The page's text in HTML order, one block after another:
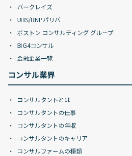
バークレイズ
UBS/BNPパリバ
ボストン コンサルティング グループ
BIG4コンサル
金融企業一覧
コンサル業界
コンサルタントとは
コンサルタントの仕事
コンサルタントの年収
コンサルタントのキャリア
コンサルファームの種類